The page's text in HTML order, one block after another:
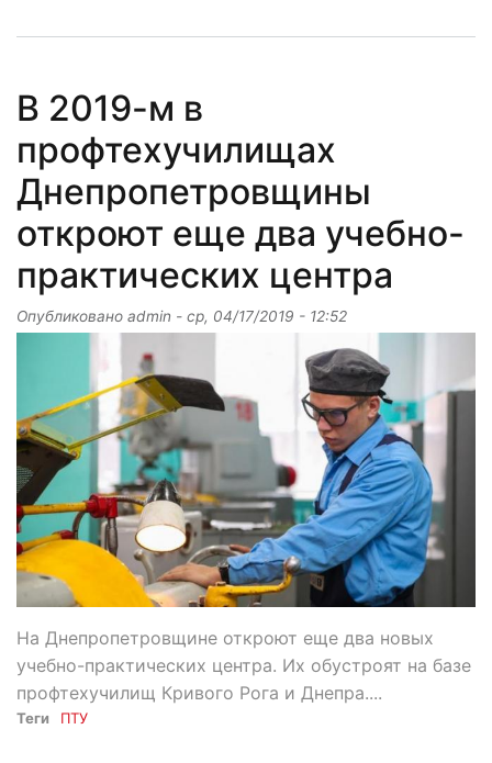
В 2019-м в
профтехучилищах
Днепропетровщины
откроют еще два учебно-
практических центра
Опубликовано admin - ср, 04/17/2019 - 12:52
На Днепропетровщине откроют еще два новых
учебно-практических центра. Их обустроят на базе
профтехучилищ Кривого Рога и Днепра....
Теги ПТУ